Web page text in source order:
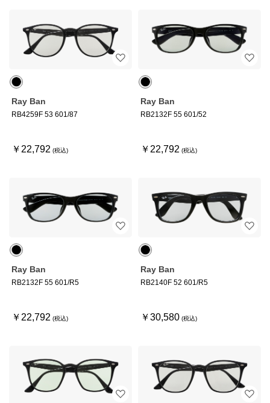
Ray Ban
RB4259F 53 601/87
￥22,792
Ray Ban
RB2132F 55 601/52
￥22,792
Ray Ban
RB2132F 55 601/R5
￥22,792
Ray Ban
RB2140F 52 601/R5
￥30,580